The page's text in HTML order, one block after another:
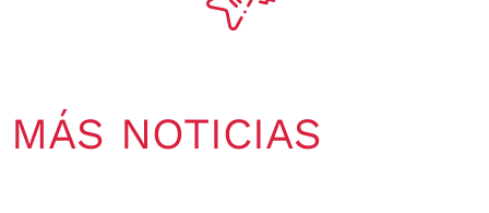
MÁS NOTICIAS